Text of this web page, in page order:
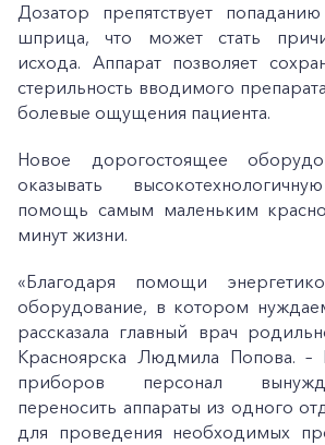
Дозатор препятствует
шприца, что может стать
исхода. Аппарат позволяет
стерильность вводимого
болевые ощущения пациента.
Новое дорогостоящее
оказывать
помощь самым маленьким
минут жизни.
«Благодаря помощи
оборудование, в котором
рассказала главный врач
Красноярска Людмила Попова. –
приборов персонал
переносить аппараты из одного
для проведения необходимых